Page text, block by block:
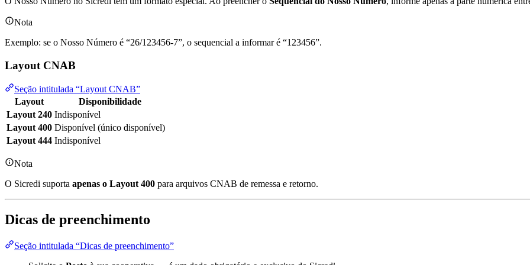
Nota
Exemplo: se o Nosso Número é “26/123456-7”, o sequencial a informar é “123456”.
Layout CNAB
Seção intitulada “Layout CNAB”
Layout
Disponibilidade
Layout 240 Indisponível
Layout 400 Disponível (único disponível)
Layout 444 Indisponível
Nota
O Sicredi suporta apenas o Layout 400 para arquivos CNAB de remessa e retorno.
Dicas de preenchimento
Seção intitulada “Dicas de preenchimento”